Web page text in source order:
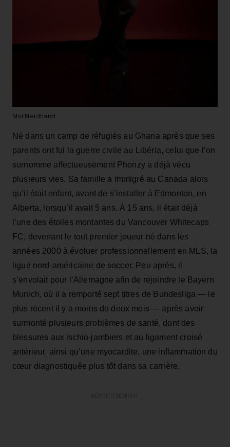
Mat Neidhardt
Né dans un camp de réfugiés au Ghana après que ses
parents ont fui la guerre civile au Libéria, celui que l’on
surnomme affectueusement Phonzy a déjà vécu
plusieurs vies. Sa famille a immigré au Canada alors
qu’il était enfant, avant de s’installer à Edmonton, en
Alberta, lorsqu’il avait 5 ans. À 15 ans, il était déjà
l’une des étoiles montantes du Vancouver Whitecaps
FC, devenant le tout premier joueur né dans les
années 2000 à évoluer professionnellement en MLS, la
ligue nord-américaine de soccer. Peu après, il
s’envolait pour l’Allemagne afin de rejoindre le Bayern
Munich, où il a remporté sept titres de Bundesliga — le
plus récent il y a moins de deux mois — après avoir
surmonté plusieurs problèmes de santé, dont des
blessures aux ischio-jambiers et au ligament croisé
antérieur, ainsi qu’une myocardite, une inflammation du
cœur diagnostiquée plus tôt dans sa carrière.